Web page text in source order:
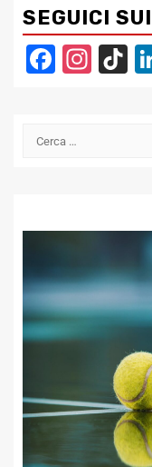
SEGUICI
Ricerca